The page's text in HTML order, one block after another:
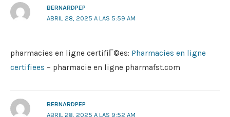
BERNARDPEP
ABRIL 28, 2025 A LAS 5:59 AM
pharmacies en ligne certifiГ©es: Pharmacies en ligne
certifiees – pharmacie en ligne pharmafst.com
BERNARDPEP
ABRIL 28, 2025 A LAS 9:52 AM